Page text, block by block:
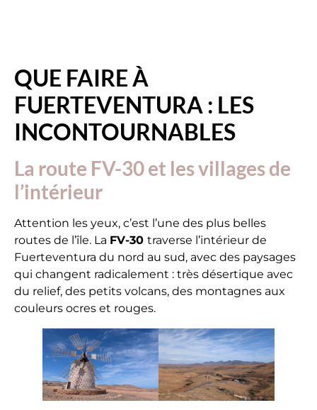
QUE FAIRE À
FUERTEVENTURA : LES
INCONTOURNABLES
La route FV-30 et les villages de
l’intérieur
Attention les yeux, c’est l’une des plus belles
routes de l’île. La FV-30 traverse l’intérieur de
Fuerteventura du nord au sud, avec des paysages
qui changent radicalement : très désertique avec
du relief, des petits volcans, des montagnes aux
couleurs ocres et rouges.